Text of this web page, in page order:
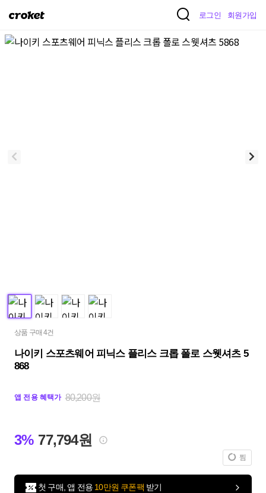
크
켓
로그인 회원가입
상품 구매 4건
나이키 스포츠웨어 피닉스 플리스 크롭 폴로 스웻셔츠 5
868
앱 전용 혜택가 80,200원
3% 77,794원
찜
첫 구매, 앱 전용 10만원 쿠폰팩 받기